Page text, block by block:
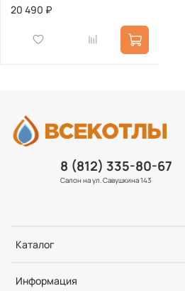
20 490 ₽
Каталог
Информация
8 (812) 335-80-67
Салон на ул. Савушкина 143